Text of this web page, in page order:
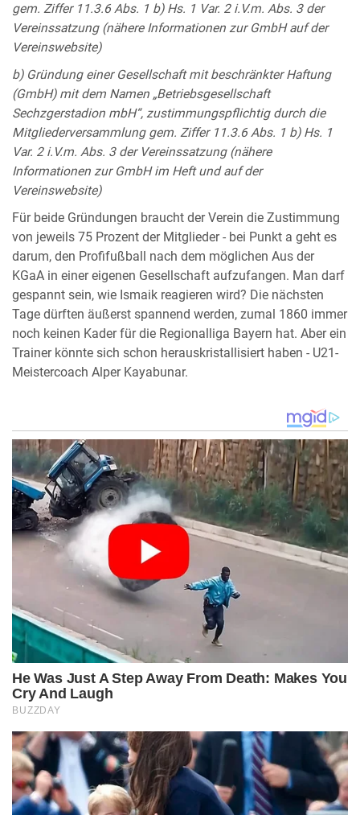
gem. Ziffer 11.3.6 Abs. 1 b) Hs. 1 Var. 2 i.V.m. Abs. 3 der
Vereinssatzung (nähere Informationen zur GmbH auf der
Vereinswebsite)
b) Gründung einer Gesellschaft mit beschränkter Haftung
(GmbH) mit dem Namen „Betriebsgesellschaft
Sechzgerstadion mbH“, zustimmungspflichtig durch die
Mitgliederversammlung gem. Ziffer 11.3.6 Abs. 1 b) Hs. 1
Var. 2 i.V.m. Abs. 3 der Vereinssatzung (nähere
Informationen zur GmbH im Heft und auf der
Vereinswebsite)
Für beide Gründungen braucht der Verein die Zustimmung
von jeweils 75 Prozent der Mitglieder - bei Punkt a geht es
darum, den Profifußball nach dem möglichen Aus der
KGaA in einer eigenen Gesellschaft aufzufangen. Man darf
gespannt sein, wie Ismaik reagieren wird? Die nächsten
Tage dürften äußerst spannend werden, zumal 1860 immer
noch keinen Kader für die Regionalliga Bayern hat. Aber ein
Trainer könnte sich schon herauskristallisiert haben - U21-
Meistercoach Alper Kayabunar.